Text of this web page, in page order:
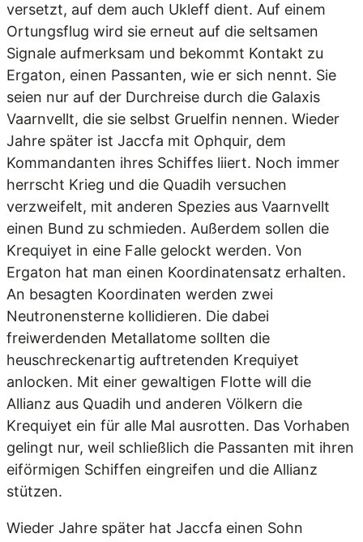
versetzt, auf dem auch Ukleff dient. Auf einem
Ortungsflug wird sie erneut auf die seltsamen
Signale aufmerksam und bekommt Kontakt zu
Ergaton, einen Passanten, wie er sich nennt. Sie
seien nur auf der Durchreise durch die Galaxis
Vaarnvellt, die sie selbst Gruelfin nennen. Wieder
Jahre später ist Jaccfa mit Ophquir, dem
Kommandanten ihres Schiffes liiert. Noch immer
herrscht Krieg und die Quadih versuchen
verzweifelt, mit anderen Spezies aus Vaarnvellt
einen Bund zu schmieden. Außerdem sollen die
Krequiyet in eine Falle gelockt werden. Von
Ergaton hat man einen Koordinatensatz erhalten.
An besagten Koordinaten werden zwei
Neutronensterne kollidieren. Die dabei
freiwerdenden Metallatome sollten die
heuschreckenartig auftretenden Krequiyet
anlocken. Mit einer gewaltigen Flotte will die
Allianz aus Quadih und anderen Völkern die
Krequiyet ein für alle Mal ausrotten. Das Vorhaben
gelingt nur, weil schließlich die Passanten mit ihren
eiförmigen Schiffen eingreifen und die Allianz
stützen.
Wieder Jahre später hat Jaccfa einen Sohn